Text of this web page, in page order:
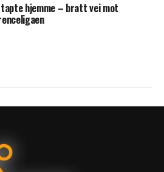
hjemme – bratt vei mot